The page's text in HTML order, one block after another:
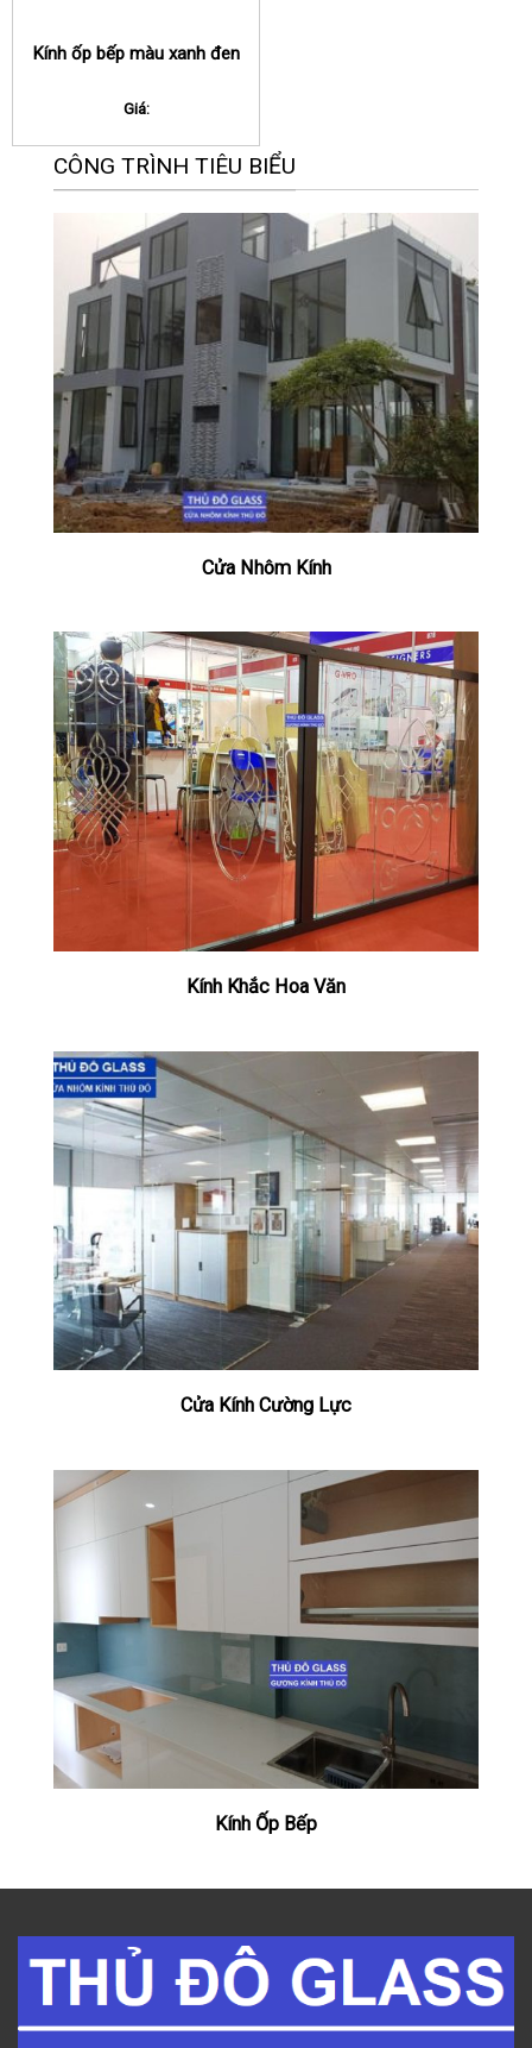
Kính ốp bếp màu xanh đen
Giá:
CÔNG TRÌNH TIÊU BIỂU
Cửa Nhôm Kính
Kính Khắc Hoa Văn
Cửa Kính Cường Lực
Kính Ốp Bếp